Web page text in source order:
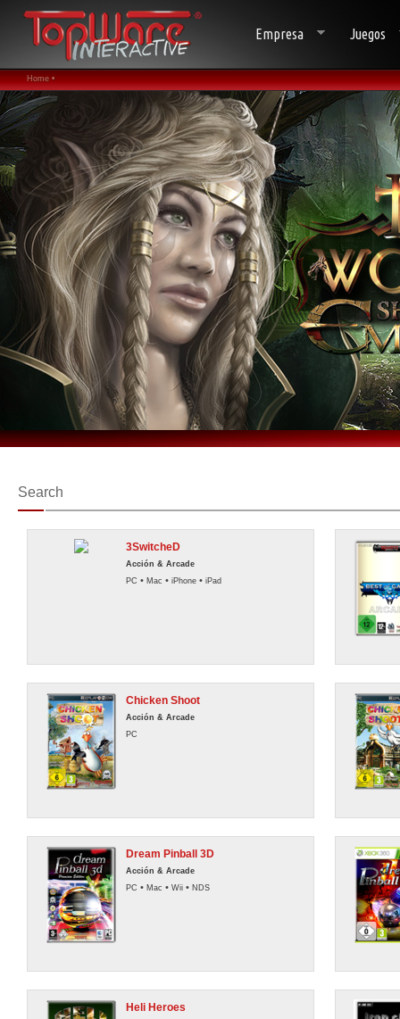
Empresa Juegos
Home •
Search
3SwitcheD
Acción & Arcade
PC • Mac • iPhone • iPad
Chicken Shoot
Acción & Arcade
PC
Dream Pinball 3D
Acción & Arcade
PC • Mac • Wii • NDS
Heli Heroes